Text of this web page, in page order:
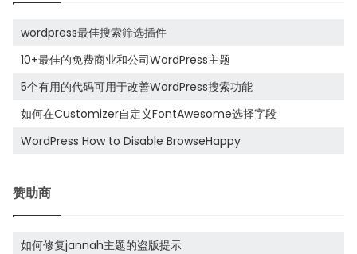
wordpress最佳搜索筛选插件
10+最佳的免费商业和公司WordPress主题
5个有用的代码可用于改善WordPress搜索功能
如何在Customizer自定义FontAwesome选择字段
WordPress How to Disable BrowseHappy
赞助商
如何修复jannah主题的盗版提示